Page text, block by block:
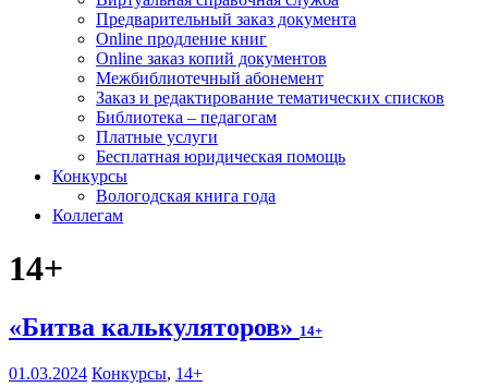
Предварительный заказ документа
Online продление книг
Online заказ копий документов
Межбиблиотечный абонемент
Заказ и редактирование тематических списков
Библиотека – педагогам
Платные услуги
Бесплатная юридическая помощь
Конкурсы
Вологодская книга года
Коллегам
14+
«Битва калькуляторов» 14+
01.03.2024 Конкурсы, 14+